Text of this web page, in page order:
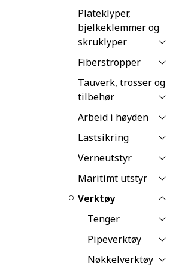
Plateklyper,
bjelkeklemmer og
skruklyper
Fiberstropper
Tauverk, trosser og
tilbehør
Arbeid i høyden
Lastsikring
Verneutstyr
Maritimt utstyr
Verktøy
Tenger
Pipeverktøy
Nøkkelverktøy